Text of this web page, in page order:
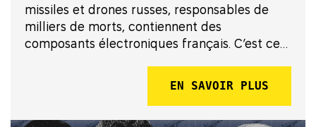
missiles et drones russes, responsables de
milliers de morts, contiennent des
composants électroniques français. C’est ce
la guerre » de Benjamin J...
EN SAVOIR PLUS